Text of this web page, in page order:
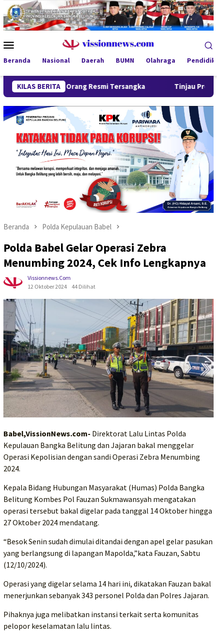
Loncat
ke
konten
Mobile
Beranda Nasional Daerah BUMN Olahraga
KILAS BERITA
Orang Resmi Tersangka Tinjau Program MBG 3B di
Beranda Polda Kepulauan Babel
Polda Babel Gelar Operasi Zebra
Menumbing 2024, Cek Info Lengkapnya
Vissionnews.com
12 Oktober 2024
44 Dilihat
Babel,VissionNews.com- Direktorat Lalu Lintas Polda
Kepulauan Bangka Belitung dan Jajaran bakal menggelar
Operasi Kepolisian dengan sandi Operasi Zebra Menumbing
2024.
Kepala Bidang Hubungan Masyarakat (Humas) Polda Bangka
Belitung Kombes Pol Fauzan Sukmawansyah mengatakan
operasi tersebut bakal digelar pada tanggal 14 Oktober hingga
27 Oktober 2024 mendatang.
“Besok Senin sudah dimulai ditandai dengan apel gelar pasukan
yang berlangsung di lapangan Mapolda,”kata Fauzan, Sabtu
(12/10/2024).
Operasi yang digelar selama 14 hari ini, dikatakan Fauzan bakal
menerjunkan sebanyak 343 personel Polda dan Polres Jajaran.
Pihaknya juga melibatkan instansi terkait serta komunitas
pelopor keselamatan lalu lintas.